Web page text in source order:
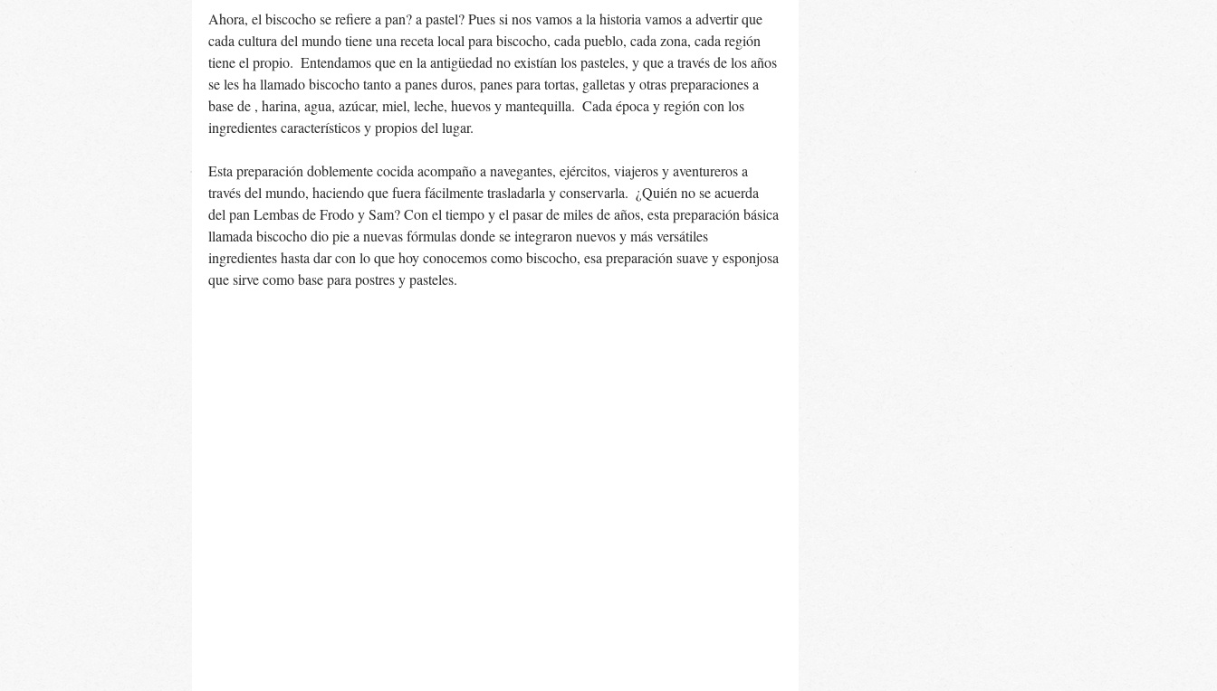
Ahora, el biscocho se refiere a pan? a pastel? Pues si nos vamos a la historia vamos a advertir que
cada cultura del mundo tiene una receta local para biscocho, cada pueblo, cada zona, cada región
tiene el propio.  Entendamos que en la antigüedad no existían los pasteles, y que a través de los años
se les ha llamado biscocho tanto a panes duros, panes para tortas, galletas y otras preparaciones a
base de , harina, agua, azúcar, miel, leche, huevos y mantequilla.  Cada época y región con los
ingredientes característicos y propios del lugar.
Esta preparación doblemente cocida acompaño a navegantes, ejércitos, viajeros y aventureros a
través del mundo, haciendo que fuera fácilmente trasladarla y conservarla.  ¿Quién no se acuerda
del pan Lembas de Frodo y Sam? Con el tiempo y el pasar de miles de años, esta preparación básica
llamada biscocho dio pie a nuevas fórmulas donde se integraron nuevos y más versátiles
ingredientes hasta dar con lo que hoy conocemos como biscocho, esa preparación suave y esponjosa
que sirve como base para postres y pasteles.